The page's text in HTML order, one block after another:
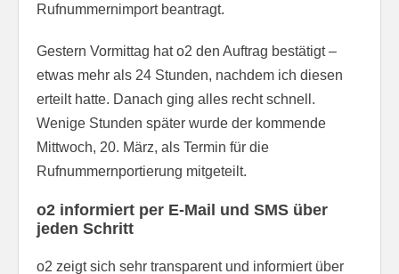
Rufnummernimport beantragt.
Gestern Vormittag hat o2 den Auftrag bestätigt –
etwas mehr als 24 Stunden, nachdem ich diesen
erteilt hatte. Danach ging alles recht schnell.
Wenige Stunden später wurde der kommende
Mittwoch, 20. März, als Termin für die
Rufnummernportierung mitgeteilt.
o2 informiert per E-Mail und SMS über
jeden Schritt
o2 zeigt sich sehr transparent und informiert über